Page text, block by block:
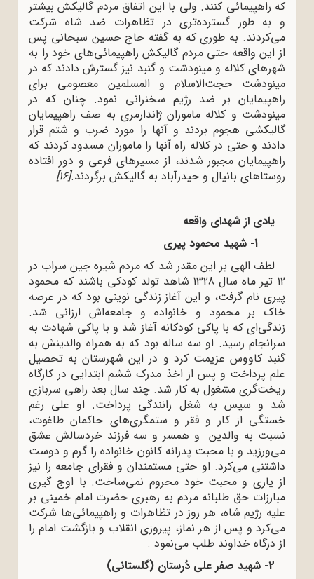
که راهپیمائی کنند. ولی با این اتفاق مردم گالیکش بیشتر
و به طور گسترده‌تری در تظاهرات ضد شاه شرکت
می‌کردند. به طوری که به گفته حاج حسین سبحانی پس
از این واقعه حتی مردم گالیکش راهپیمائی‌های خود را به
شهرهای کلاله و مینودشت و گنبد نیز گسترش دادند که در
مینودشت حجت‌الاسلام و المسلمین معصومی برای
راهپیمایان بر ضد رژیم سخنرانی نمود. چنان که در
مینودشت و کلاله ماموران ژاندارمری به صف راهپیمایان
گالیکشی هجوم بردند و آنها را مورد ضرب و شتم قرار
دادند و حتی در کلاله راه آنها را ماموران مسدود کردند که
راهپیمایان مجبور شدند، از مسیرهای فرعی و دور افتاده
روستاهای بانیال و حیدرآباد به گالیکش برگردند.[16]
یادی از شهدای واقعه
1- شهید محمود پیری
لطف الهی بر این مقدر شد که مردم شیره جین سراب در
12 تیر ماه سال 1328 شاهد تولد کودکی باشند که محمود
پیری نام گرفت، و این آغاز زندگی نوینی بود که در عرصه
خاک بر محمود و خانواده و جامعه‌اش ارزانی شد.
زندگی‌ای که با پاکی کودکانه آغاز شد و با پاکی شهادت به
سرانجام رسید. او سه ساله بود که به همراه والدینش به
گنبد کاووس عزیمت کرد و در این شهرستان به تحصیل
علم پرداخت و پس از اخذ مدرک ششم ابتدایی در کارگاه
ریخت‌گری مشغول به کار شد. چند سال بعد راهی سربازی
شد و سپس به شغل رانندگی پرداخت. او علی رغم
خستگی از کار و فقر و ستمگری‌های حاکمان طاغوت،
نسبت به والدین و همسر و سه فرزند خردسالش عشق
می‌ورزید و با محبت پدرانه کانون خانواده را گرم و دوست
داشتنی می‌کرد. او حتی مستمندان و فقرای جامعه را نیز
از یاری و محبت خود محروم نمی‌ساخت. با اوج گیری
مبارزات حق طلبانه مردم به رهبری حضرت امام خمینی بر
علیه رژیم شاه، هر روز در تظاهرات و راهپیمائی‌ها شرکت
می‌کرد و پس از هر نماز، پیروزی انقلاب و بازگشت امام را
از درگاه خداوند طلب می‌نمود .
2- شهید صفر علی دُرستان (گلستانی)